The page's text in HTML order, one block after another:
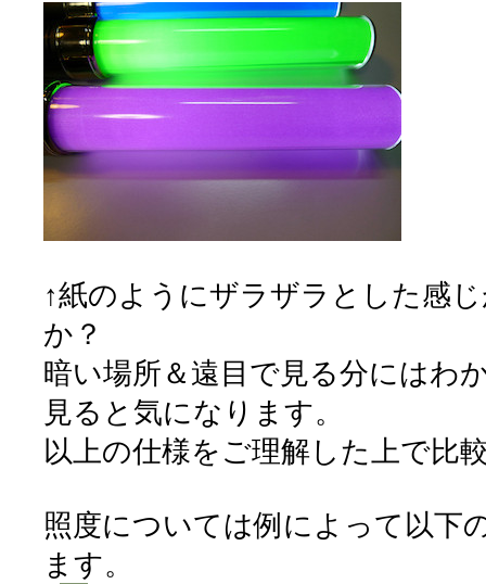
↑紙のようにザラザラとした感
か？
暗い場所＆遠目で見る分にはわ
見ると気になります。
以上の仕様をご理解した上で比
照度については例によって以下
ます。